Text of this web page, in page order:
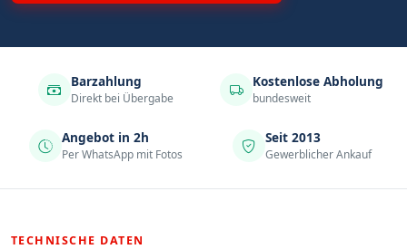
Barzahlung
Direkt bei Übergabe
Kostenlose Abholung
bundesweit
Angebot in 2h
Per WhatsApp mit Fotos
Seit 2013
Gewerblicher Ankauf
TECHNISCHE DATEN